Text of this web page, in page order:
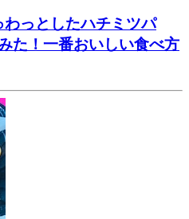
っとしたハチミツパ
た！一番おいしい食べ方